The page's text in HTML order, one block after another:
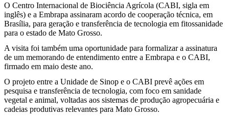
O Centro Internacional de Biociência Agrícola (CABI, sigla em
inglês) e a Embrapa assinaram acordo de cooperação técnica, em
Brasília, para geração e transferência de tecnologia em fitossanidade
para o estado de Mato Grosso.
A visita foi também uma oportunidade para formalizar a assinatura
de um memorando de entendimento entre a Embrapa e o CABI,
firmado em maio deste ano.
O projeto entre a Unidade de Sinop e o CABI prevê ações em
pesquisa e transferência de tecnologia, com foco em sanidade
vegetal e animal, voltadas aos sistemas de produção agropecuária e
cadeias produtivas relevantes para Mato Grosso.